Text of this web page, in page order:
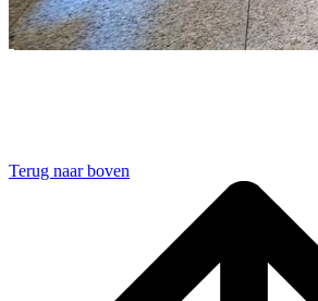
Terug naar boven